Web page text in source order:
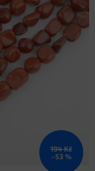
194 Kč
–53 %